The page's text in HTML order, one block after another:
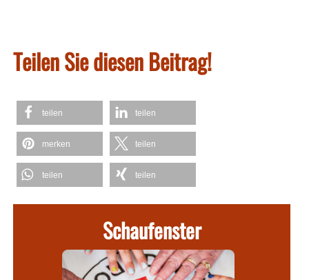
Teilen Sie diesen Beitrag!
teilen teilen
merken teilen
teilen teilen
Schaufenster